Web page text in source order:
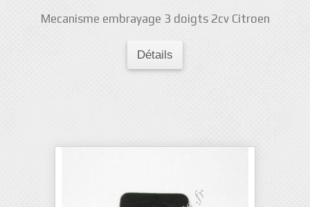
Mecanisme embrayage 3 doigts 2cv Citroen
Détails